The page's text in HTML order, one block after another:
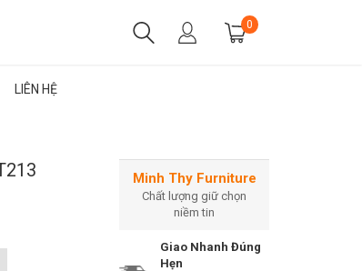
0
LIÊN HỆ
Minh Thy Furniture
Chất lượng giữ chọn
niềm tin
Giao Nhanh Đúng
Hẹn